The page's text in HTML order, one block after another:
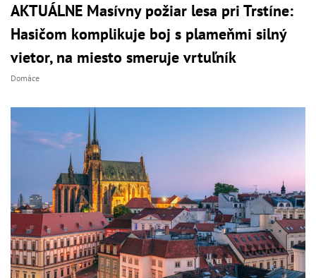
AKTUÁLNE Masívny požiar lesa pri Trstíne:
Hasičom komplikuje boj s plameňmi silný
vietor, na miesto smeruje vrtuľník
Domáce